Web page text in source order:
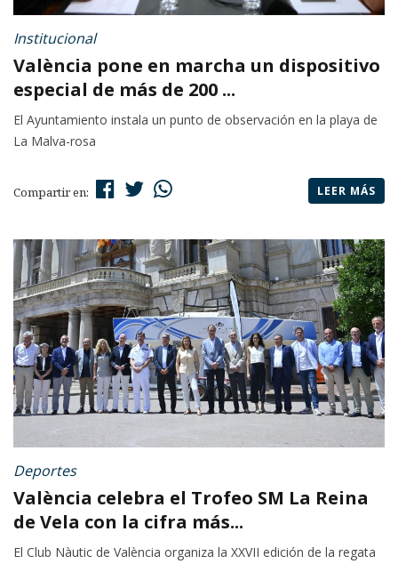
Institucional
València pone en marcha un dispositivo
especial de más de 200 ...
El Ayuntamiento instala un punto de observación en la playa de
La Malva-rosa
Compartir en: LEER MÁS
Deportes
València celebra el Trofeo SM La Reina
de Vela con la cifra más...
El Club Nàutic de València organiza la XXVII edición de la regata